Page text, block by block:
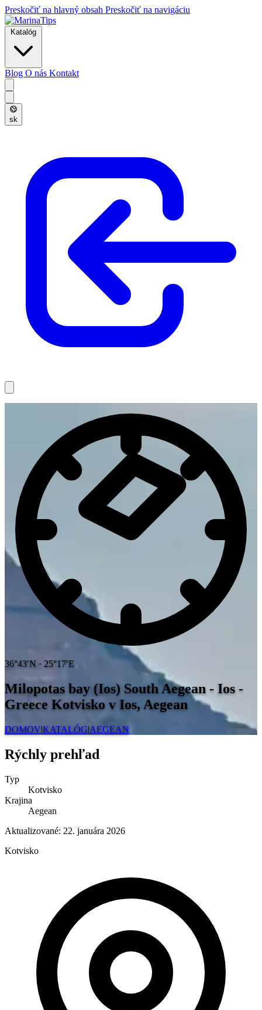
Preskočiť na hlavný obsah Preskočiť na navigáciu
Katalóg
Blog O nás Kontakt
sk
36°43′N · 25°17′E
Milopotas bay (Ios) South Aegean - Ios -
Greece Kotvisko v Ios, Aegean
DOMOV|KATALÓG|AEGEAN
Rýchly prehľad
Typ
Kotvisko
Krajina
Aegean
Aktualizované: 22. januára 2026
Kotvisko